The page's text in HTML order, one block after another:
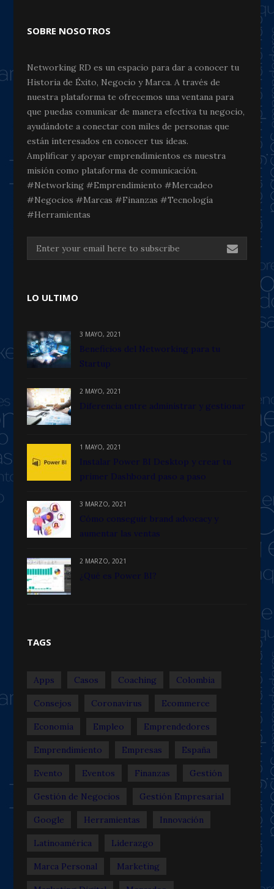
SOBRE NOSOTROS
Networking RD es un espacio para dar a conocer tu
Historia de Éxito, Negocio y Marca. A través de
nuestra plataforma te ofrecemos una ventana para
que puedas comunicar de manera efectiva tu negocio,
ayudándote a conectar con miles de personas que
están interesados en conocer tus ideas.
Amplificar y apoyar emprendimientos es nuestra
misión como plataforma de comunicación.
#Networking #Emprendimiento #Mercadeo
#Negocios #Marcas #Finanzas #Tecnología
#Herramientas
LO ULTIMO
3 MAYO, 2021
Beneficios del Networking para tu
Startup
2 MAYO, 2021
Diferencia entre administrar y gestionar
1 MAYO, 2021
Instalar Power BI Desktop y crear tu
primer Dashboard paso a paso
3 MARZO, 2021
Cómo conseguir brand advocacy y
aumentar las ventas
2 MARZO, 2021
¿Qué es Power BI?
TAGS
Apps Casos Coaching Colombia
Consejos Coronavirus Ecommerce
Economía Empleo Emprendedores
Emprendimiento Empresas España
Evento Eventos Finanzas Gestión
Gestión de Negocios Gestión Empresarial
Google Herramientas Innovación
Latinoamérica Liderazgo
Marca Personal Marketing